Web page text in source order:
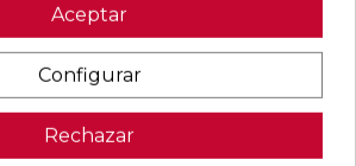
MOON MATE
RECTIFICADO
GREY MATE
Aceptar
Configurar
Rechazar